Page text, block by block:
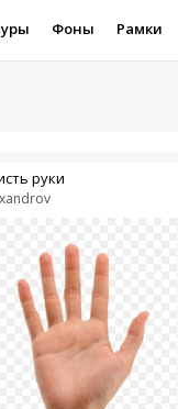
Фоны Рамки
руки